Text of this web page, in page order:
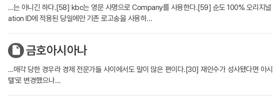
…는 아니긴 하다.[58] kbc는 영문 사명으로 Company를 사용한다.[59] 순도 100% 오리지널
ation ID에 적용된 당일에만 기존 로고송을 사용하…
금호아시아나
…매각 당한 경우라 경제 전문가들 사이에서도 말이 많은 편이다.[30] 재인수가 성사됐다면 아
텔'로 변경했으나…